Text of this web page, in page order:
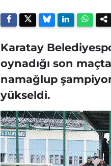
Karatay
oynadığı son
namağlup
yükseldi.